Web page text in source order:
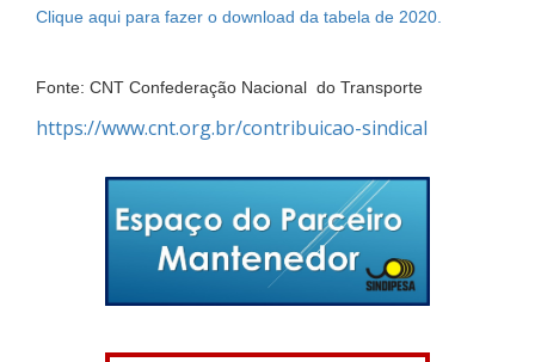
Clique aqui para fazer o download da tabela de 2020.
Fonte: CNT Confederação Nacional do Transporte
https://www.cnt.org.br/contribuicao-sindical